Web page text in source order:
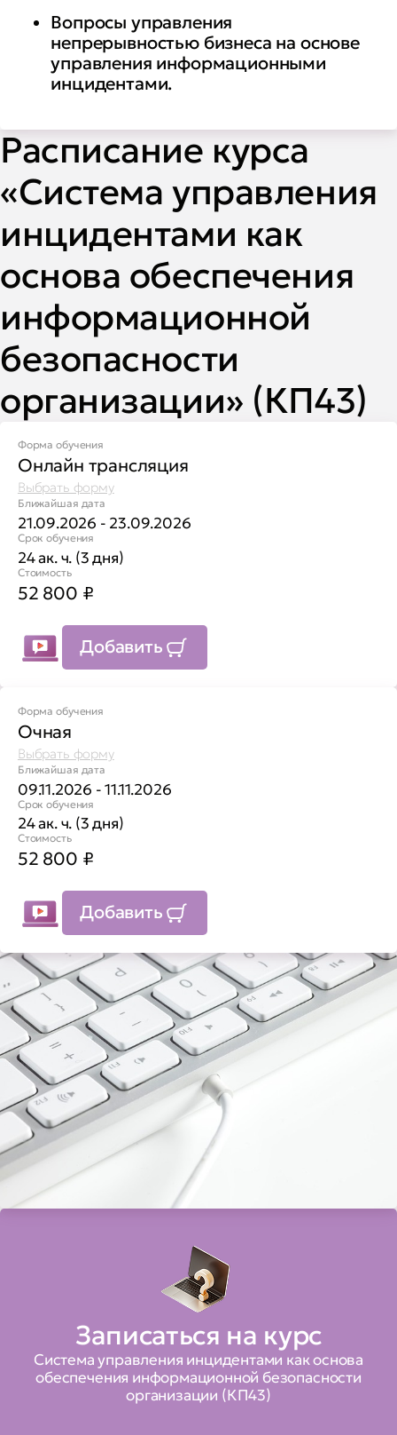
Вопросы управления
непрерывностью бизнеса на основе
управления информационными
инцидентами.
Расписание курса
«Система управления
инцидентами как
основа обеспечения
информационной
безопасности
организации» (КП43)
Форма обучения
Онлайн трансляция
Выбрать форму
Ближайшая дата
21.09.2026 - 23.09.2026
Срок обучения
24 ак. ч. (3 дня)
Стоимость
52 800 ₽
Добавить
Форма обучения
Очная
Выбрать форму
Ближайшая дата
09.11.2026 - 11.11.2026
Срок обучения
24 ак. ч. (3 дня)
Стоимость
52 800 ₽
Добавить
Записаться на курс
Система управления инцидентами как основа
обеспечения информационной безопасности
организации (КП43)